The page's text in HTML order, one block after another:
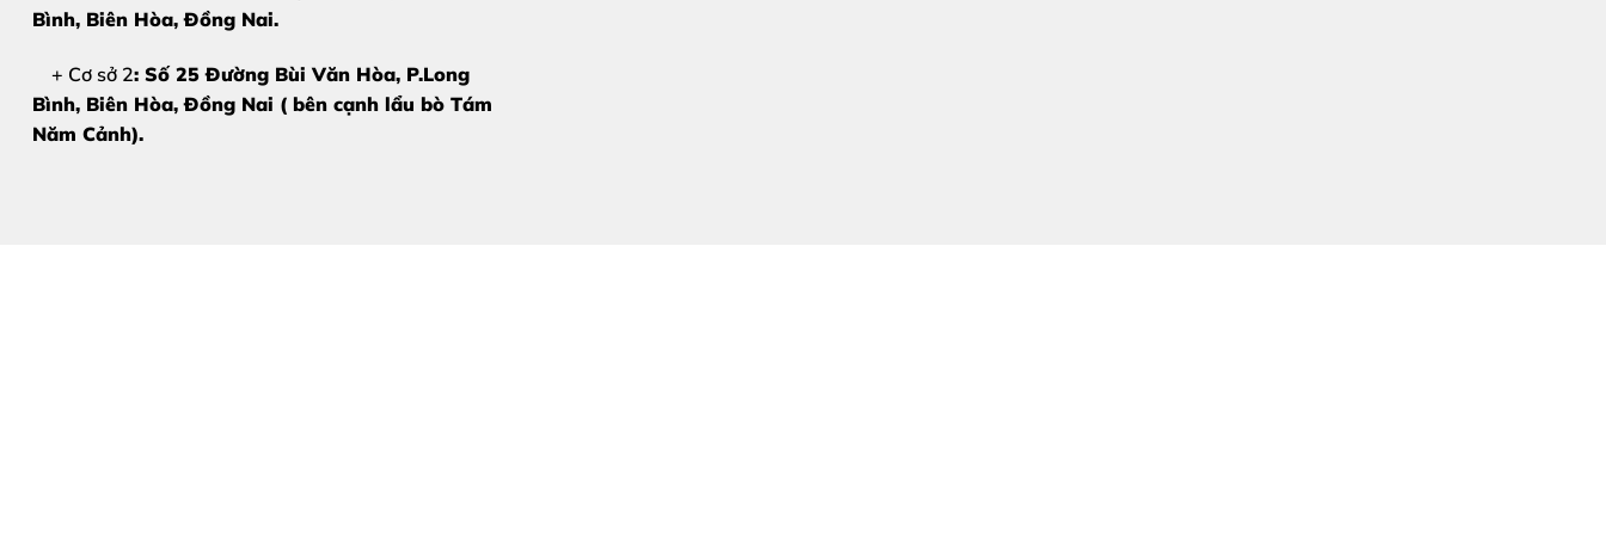
Bình, Biên Hòa, Đồng Nai.
+ Cơ sở 2: Số 25 Đường Bùi Văn Hòa, P.Long
Bình, Biên Hòa, Đồng Nai ( bên cạnh lẩu bò Tám
Năm Cảnh).